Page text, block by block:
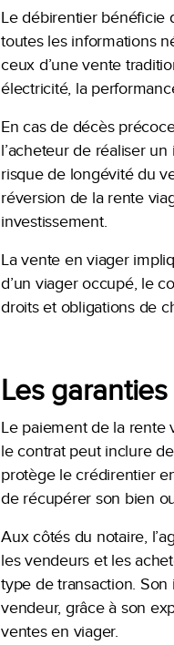
Le débirentier bénéficie
toutes les informations
ceux d’une vente
électricité, la
En cas de décès
l’acheteur de réaliser
risque de longévité du
réversion de la rente
investissement.
La vente en viager
d’un viager occupé, le
droits et obligations de
Les
Le paiement de la rente
le contrat peut inclure
protège le crédirentier
de récupérer son bien
Aux côtés du notaire,
les vendeurs et les
type de transaction.
vendeur, grâce à son
ventes en viager.